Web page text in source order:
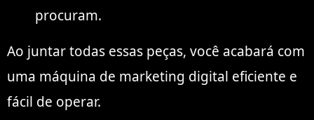
procuram.
Ao juntar todas essas peças, você acabará com
uma máquina de marketing digital eficiente e
fácil de operar.